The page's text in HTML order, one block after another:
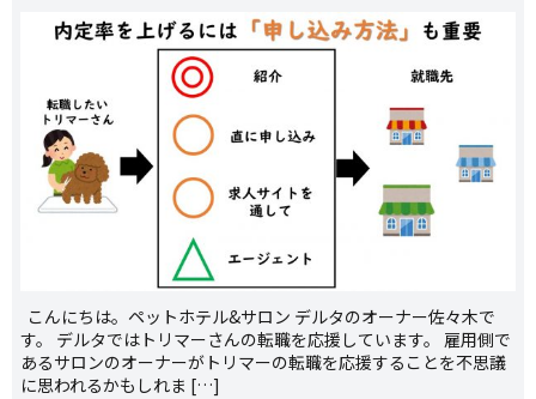
こんにちは。ペットホテル&サロン デルタのオーナー佐々木で
す。 デルタではトリマーさんの転職を応援しています。 雇用側で
あるサロンのオーナーがトリマーの転職を応援することを不思議
に思われるかもしれま […]